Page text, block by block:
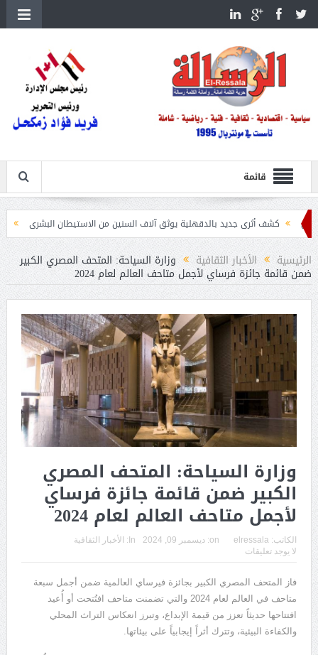
قائمة
جديد بالدقهلية يوثق آلاف السنين من الاستيطان البشرى اتحاد الكرة يطلب استضافة
الرئيسية الأخبار الثقافية وزارة السياحة: المتحف المصري الكبير
ضمن قائمة جائزة فرساي لأجمل متاحف العالم لعام 2024
وزارة السياحة: المتحف المصري
الكبير ضمن قائمة جائزة فرساي
لأجمل متاحف العالم لعام 2024
الكاتب: elressala
on: ديسمبر 09, 2024 In: الأخبار الثقافية
لا يوجد تعليقات
فاز المتحف المصري الكبير بجائزة فيرساي العالمية ضمن أجمل سبعة
متاحف في العالم لعام 2024 والتي تضمنت متاحف افتُتحت أو أُعيد
افتتاحها حديثاً تعزز من قيمة الإبداع، وتبرز انعكاس التراث المحلي
والكفاءة البيئية، وتترك أثراً إيجابياً على بيئاتها.